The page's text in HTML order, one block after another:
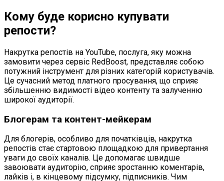
Кому буде корисно купувати
репости?
Накрутка репостів на YouTube, послуга, яку можна
замовити через сервіс RedBoost, представляє собою
потужний інструмент для різних категорій користувачів.
Це сучасний метод платного просування, що сприяє
збільшенню видимості відео контенту та залученню
широкої аудиторії.
Блогерам та контент-мейкерам
Для блогерів, особливо для початківців, накрутка
репостів стає стартовою площадкою для привертання
уваги до своїх каналів. Це допомагає швидше
завоювати аудиторію, сприяє зростанню коментарів,
лайків і, в кінцевому підсумку, підписників. Чим